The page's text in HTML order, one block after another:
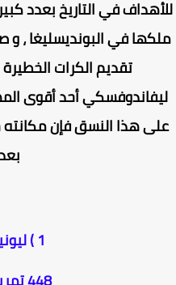
في التاريخ بعدد
في البونديسليغا ، و
تقديم الكرات الخطيرة
أحد أقوى
هذا النسق فإن مكانته
بعد